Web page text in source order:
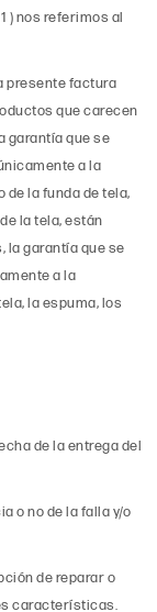
) nos referimos al
presente factura
que carecen
garantía que se
a la
de la funda de tela,
la tela, están
la garantía que se
a la
la espuma, los
de la entrega del
o no de la falla y/o
de reparar o
características.